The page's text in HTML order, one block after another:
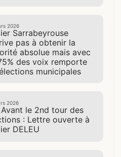
2026
Sarrabeyrouse
pas à obtenir la
absolue mais avec
des voix remporte
municipales
2026
le 2nd tour des
: Lettre ouverte à
DELEU